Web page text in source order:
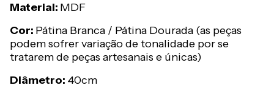
Material: MDF
Cor: Pátina Branca / Pátina Dourada (as peças
podem sofrer variação de tonalidade por se
tratarem de peças artesanais e únicas)
Diâmetro: 40cm